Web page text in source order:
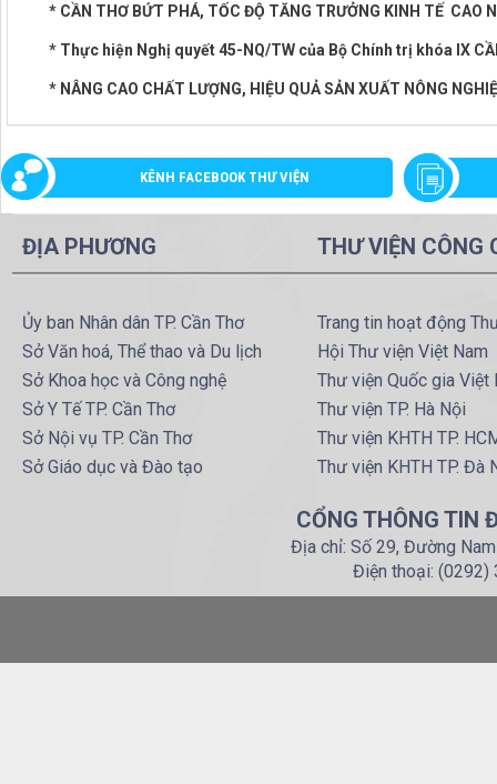
* CẦN THƠ BỨT PHÁ, TỐC ĐỘ TĂNG TRƯỞNG KINH TẾ CAO
* Thực hiện Nghị quyết 45-NQ/TW của Bộ Chính trị khóa IX
* NÂNG CAO CHẤT LƯỢNG, HIỆU QUẢ SẢN XUẤT NÔNG
KÊNH FACEBOOK THƯ VIỆN
ĐỊA PHƯƠNG
Ủy ban Nhân dân TP. Cần Thơ
Sở Văn hoá, Thể thao và Du lịch
Sở Khoa học và Công nghệ
Sở Y Tế TP. Cần Thơ
Sở Nội vụ TP. Cần Thơ
Sở Giáo dục và Đào tạo
THƯ VIỆN CÔNG
Trang tin hoạt động
Hội Thư viện Việt Nam
Thư viện Quốc gia Việt
Thư viện TP. Hà Nội
Thư viện KHTH TP.
Thư viện KHTH TP. Đà
CỔNG THÔNG TIN
Địa chỉ: Số 29, Đường
Điện thoại: (0292)